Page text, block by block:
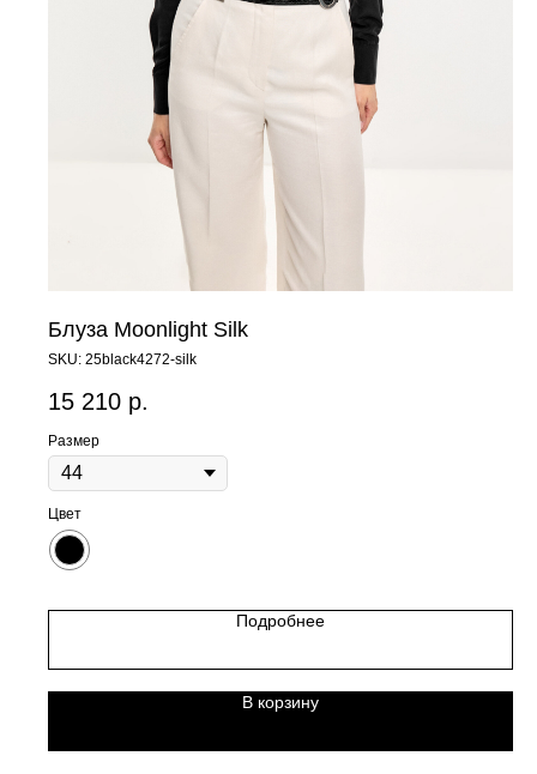
Блуза Moonlight Silk
SKU: 25black4272-silk
15 210 р.
Размер
Цвет
Подробнее
В корзину